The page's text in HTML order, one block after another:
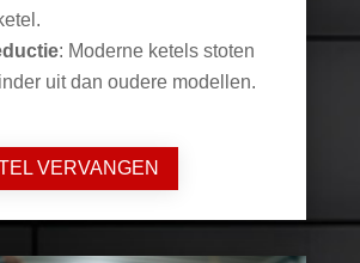
: Moderne ketels stoten
uit dan oudere modellen.
VERVANGEN